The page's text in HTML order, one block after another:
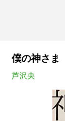
僕の神さま
芦沢央